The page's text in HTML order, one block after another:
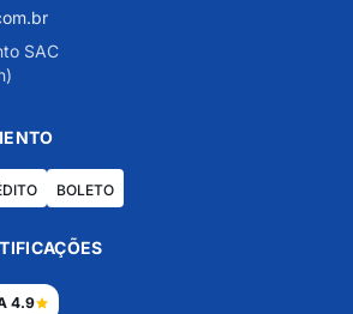
SAC
BOLETO
4.9